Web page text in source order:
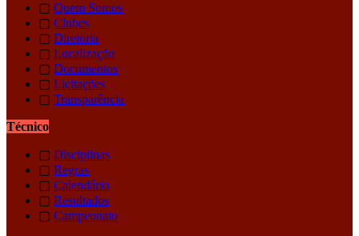
▢ Quem Somos
▢ Clubes
▢ Diretoria
▢ Localização
▢ Documentos
▢ Licitações
▢ Transparência
Técnico
▢ Disciplinas
▢ Regras
▢ Calendário
▢ Resultados
▢ Campeonato